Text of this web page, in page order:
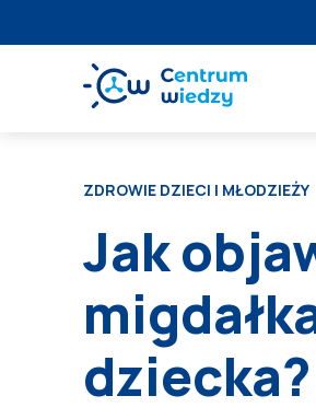
ZDROWIE DZIECI I MŁODZIEŻY
Jak
dziecka?